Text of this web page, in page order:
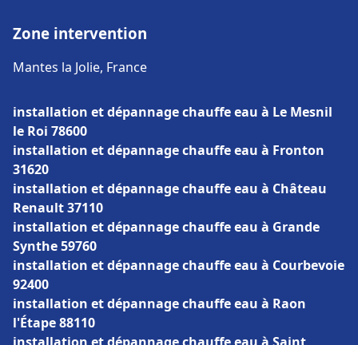
Zone intervention
Mantes la Jolie, France
installation et dépannage chauffe eau à Le Mesnil
le Roi 78600
installation et dépannage chauffe eau à Fronton
31620
installation et dépannage chauffe eau à Château
Renault 37110
installation et dépannage chauffe eau à Grande
Synthe 59760
installation et dépannage chauffe eau à Courbevoie
92400
installation et dépannage chauffe eau à Raon
l'Étape 88110